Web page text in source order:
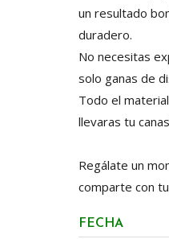
un resultado
duradero.
No necesitas
solo ganas de
Todo el
llevaras tu
Regálate un
comparte con
FECHA